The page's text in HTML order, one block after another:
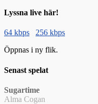
Lyssna live här!
64 kbps
256 kbps
Öppnas i ny flik.
Senast spelat
Sugartime
Alma Cogan